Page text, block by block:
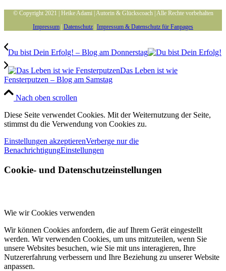
© Copyright 2021 | Heike Adami | Autorin & Glückscoach | Alle Rechte vorbehalten
Impressum Datenschutz Impressum & Datenschutz für Fanpages
Du bist Dein Erfolg! – Blog am Donnerstag
Das Leben ist wie
Fensterputzen – Blog am Samstag
Nach oben scrollen
Diese Seite verwendet Cookies. Mit der Weiternutzung der Seite,
stimmst du die Verwendung von Cookies zu.
Einstellungen akzeptierenVerberge nur die
BenachrichtigungEinstellungen
Cookie- und Datenschutzeinstellungen
Wie wir Cookies verwenden
Wir können Cookies anfordern, die auf Ihrem Gerät eingestellt
werden. Wir verwenden Cookies, um uns mitzuteilen, wenn Sie
unsere Websites besuchen, wie Sie mit uns interagieren, Ihre
Nutzererfahrung verbessern und Ihre Beziehung zu unserer Website
anpassen.